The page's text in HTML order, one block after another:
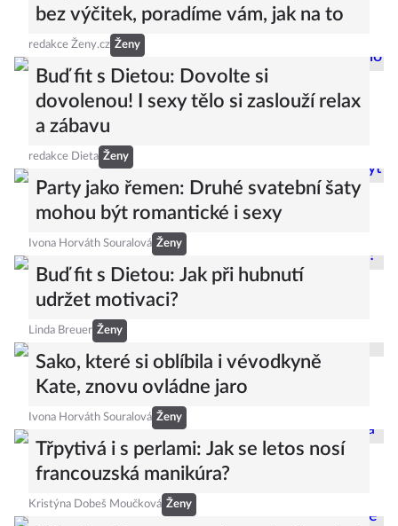
bez výčitek, poradíme vám, jak na to
redakce Ženy.cz Ženy
Buď fit s Dietou: Dovolte si
dovolenou! I sexy tělo si zaslouží relax
a zábavu
redakce Dieta Ženy
Party jako řemen: Druhé svatební šaty
mohou být romantické i sexy
Ivona Horváth Souralová Ženy
Buď fit s Dietou: Jak při hubnutí
udržet motivaci?
Linda Breuer Ženy
Sako, které si oblíbila i vévodkyně
Kate, znovu ovládne jaro
Ivona Horváth Souralová Ženy
Třpytivá i s perlami: Jak se letos nosí
francouzská manikúra?
Kristýna Dobeš Moučková Ženy